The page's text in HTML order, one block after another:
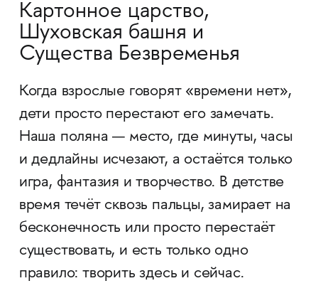
Картонное царство,
Шуховская башня и
Существа Безвременья
Когда взрослые говорят «времени нет»,
дети просто перестают его замечать.
Наша поляна — место, где минуты, часы
и дедлайны исчезают, а остаётся только
игра, фантазия и творчество. В детстве
время течёт сквозь пальцы, замирает на
бесконечность или просто перестаёт
существовать, и есть только одно
правило: творить здесь и сейчас.